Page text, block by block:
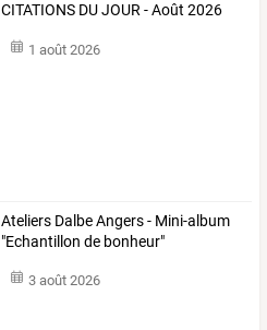
CITATIONS DU JOUR - Août 2026
1 août 2026
Ateliers Dalbe Angers - Mini-album
"Echantillon de bonheur"
3 août 2026